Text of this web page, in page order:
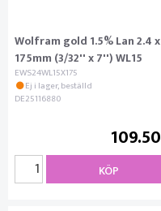
Wolfram gold 1.5% Lan 2.4 x
175mm (3/32'' x 7'') WL15
EWS24WL15X175
Ej i lager, beställd
DE25116880
109.50
KÖP